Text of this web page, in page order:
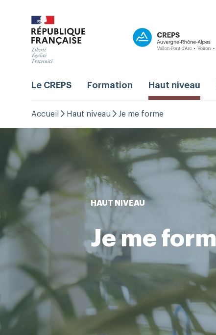
Le CREPS Formation Haut niveau
Accueil Haut niveau Je me forme
HAUT NIVEAU
Je me